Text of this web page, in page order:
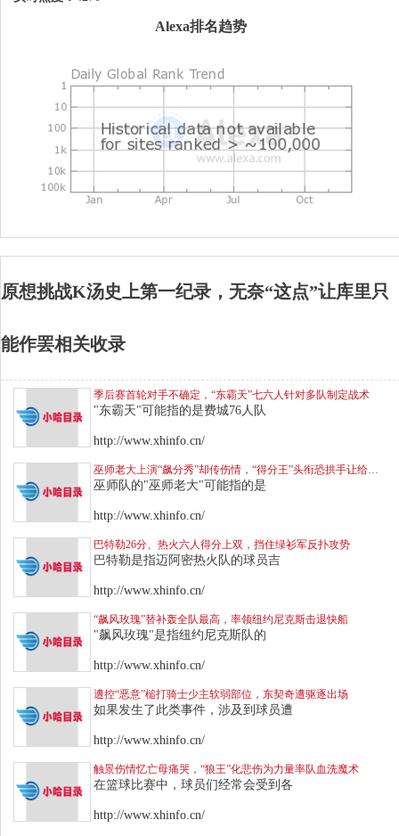
Thompson纪录的具体情况，请提供更多详
细信息，我将尽力为您提供准确的回答。
Alexa排名趋势
原想挑战K汤史上第一纪录，无奈“这点”让库里只
能作罢相关收录
季后赛首轮对手不确定，“东霸天”七六人针对多队制定战术
"东霸天"可能指的是费城76人队
http://www.xhinfo.cn/
巫师队的"巫师老大"可能指的是
http://www.xhinfo.cn/
巴特勒26分、热火六人得分上双，挡住绿衫军反扑攻势
巴特勒是指迈阿密热火队的球员吉
http://www.xhinfo.cn/
“飙风玫瑰”替补轰全队最高，率领纽约尼克斯击退快船
"飙风玫瑰"是指纽约尼克斯队的
http://www.xhinfo.cn/
遭控“恶意”槌打骑士少主软弱部位，东契奇遭驱逐出场
如果发生了此类事件，涉及到球员遭
http://www.xhinfo.cn/
触景伤情忆亡母痛哭，“狼王”化悲伤为力量率队血洗魔术
在篮球比赛中，球员们经常会受到各
http://www.xhinfo.cn/